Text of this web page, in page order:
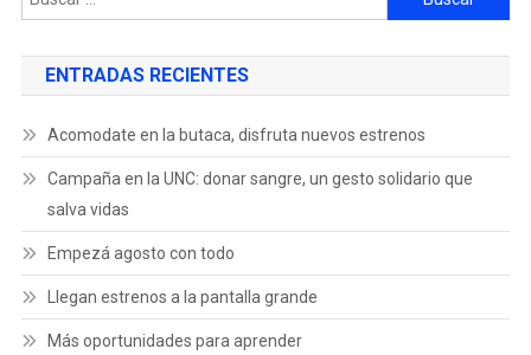
ENTRADAS RECIENTES
Acomodate en la butaca, disfruta nuevos estrenos
Campaña en la UNC: donar sangre, un gesto solidario que
salva vidas
Empezá agosto con todo
Llegan estrenos a la pantalla grande
Más oportunidades para aprender